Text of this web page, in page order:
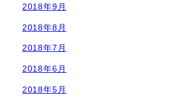
2018年9月
2018年8月
2018年7月
2018年6月
2018年5月